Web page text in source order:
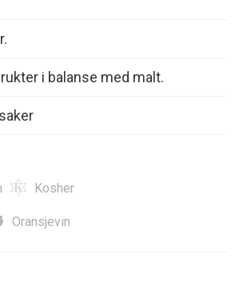
i balanse med malt.
Kosher
Oransjevin